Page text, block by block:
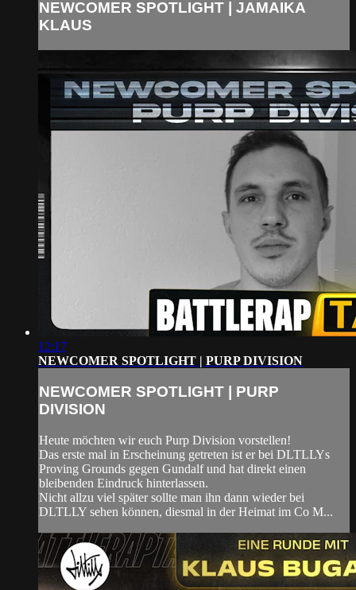
NEWCOMER SPOTLIGHT | JAMAIKA
KLAUS
12:17
NEWCOMER SPOTLIGHT | PURP DIVISION
NEWCOMER SPOTLIGHT | PURP
DIVISION
Heute möchten wir euch Purp Division vorstellen!
Das erste mal in Erscheinung getreten ist er bei DLTLLYs
Proving Grounds gegen Gundalf und hat direkt einen
bleibenden Eindruck hinterlassen.
Nicht allzu viel später sollte man ihn dann wieder bei
DLTLLY sehen können, diesmal in der Heimat im Co M...